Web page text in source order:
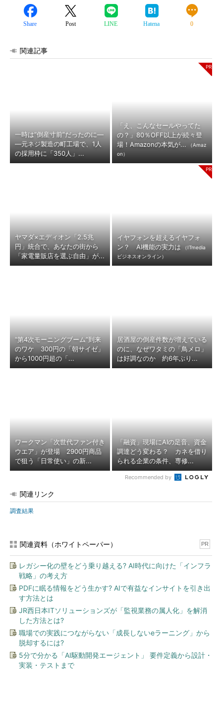
Share Post LINE Hatena 0
関連記事
一時は“倒産寸前”だったのに―
―元ネジ製造の町工場で、1人
の採用枠に「350人」...
「え、こんなセールやってた
の？」80％OFF以上が続々登
場！Amazonの本気が...
（Amaz
on）
ヤマダ×エディオン「2.5兆
円」統合で、あなたの街から
「家電量販店を選ぶ自由」が...
イヤフォンを超えるイヤフォ
ン？ AI機能の実力は
（ITmedia
ビジネスオンライン）
“第4次モーニングブーム”到来
のワケ 300円の「朝サイゼ」
から1000円超の「...
居酒屋の倒産件数が増えている
のに、なぜワタミの「鳥メロ」
は好調なのか 約6年ぶり...
ワークマン「次世代ファン付き
ウエア」が登場 2900円商品
で狙う「日常使い」の新...
「融資」現場にAIの足音、資金
調達どう変わる？ カネを借り
られる企業の条件、専修...
Recommended by
関連リンク
調査結果
関連資料（ホワイトペーパー） PR
レガシー化の壁をどう乗り越える? AI時代に向けた「インフラ
戦略」の考え方
PDFに眠る情報をどう生かす? AIで有益なインサイトを引き出
す方法とは
JR西日本ITソリューションズが「監視業務の属人化」を解消
した方法とは?
職場での実践につながらない「成長しないeラーニング」から
脱却するには?
5分で分かる「AI駆動開発エージェント」 要件定義から設計・
実装・テストまで